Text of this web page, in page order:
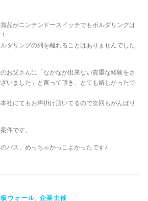
品がニンテンドースイッチでもボルダリングは
ダリングの列を離れることはありませんでした
お父さんに「なかなか出来ない貴重な経験をさ
いました」と言って頂き、とても嬉しかったで
社にてもお声掛け頂いてるので次回もがんばり
件です。
のバス、めっちゃかっこよかったです♪
ウォール, 企業主催